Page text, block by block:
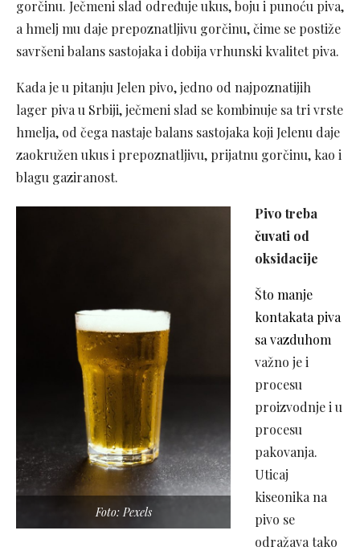
gorčinu. Ječmeni slad određuje ukus, boju i punoću piva,
a hmelj mu daje prepoznatljivu gorčinu, čime se postiže
savršeni balans sastojaka i dobija vrhunski kvalitet piva.
Kada je u pitanju Jelen pivo, jedno od najpoznatijih
lager piva u Srbiji, ječmeni slad se kombinuje sa tri vrste
hmelja, od čega nastaje balans sastojaka koji Jelenu daje
zaokružen ukus i prepoznatljivu, prijatnu gorčinu, kao i
blagu gaziranost.
Foto: Pexels
Pivo treba
čuvati od
oksidacije
Što manje
kontakata piva
sa vazduhom
važno je i
procesu
proizvodnje i u
procesu
pakovanja.
Uticaj
kiseonika na
pivo se
odražava tako